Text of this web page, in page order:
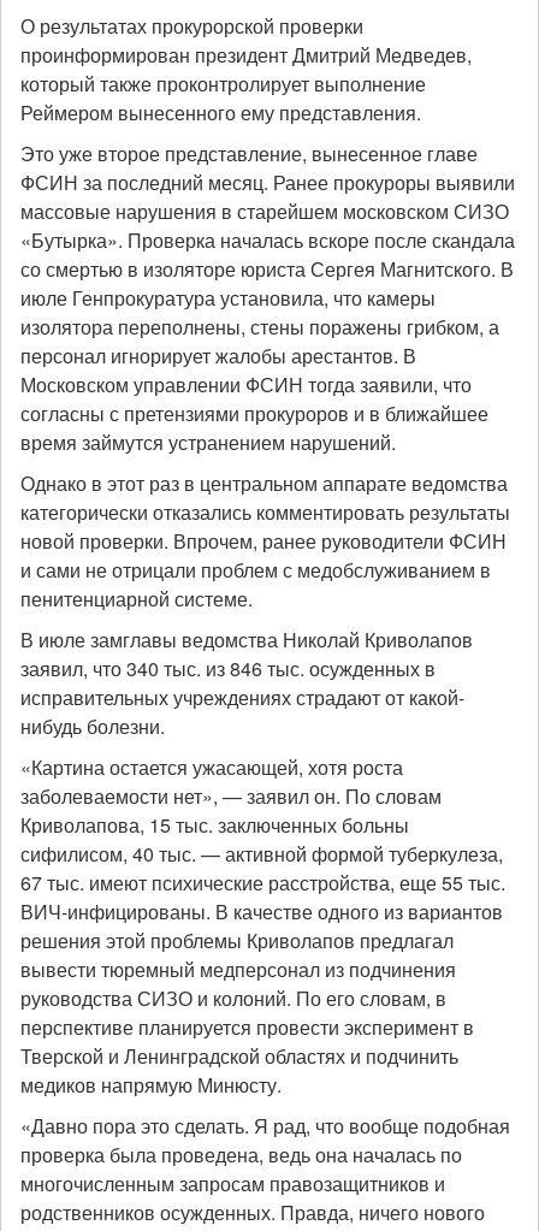
О результатах прокурорской проверки
проинформирован президент Дмитрий Медведев,
который также проконтролирует выполнение
Реймером вынесенного ему представления.
Это уже второе представление, вынесенное главе
ФСИН за последний месяц. Ранее прокуроры выявили
массовые нарушения в старейшем московском СИЗО
«Бутырка». Проверка началась вскоре после скандала
со смертью в изоляторе юриста Сергея Магнитского. В
июле Генпрокуратура установила, что камеры
изолятора переполнены, стены поражены грибком, а
персонал игнорирует жалобы арестантов. В
Московском управлении ФСИН тогда заявили, что
согласны с претензиями прокуроров и в ближайшее
время займутся устранением нарушений.
Однако в этот раз в центральном аппарате ведомства
категорически отказались комментировать результаты
новой проверки. Впрочем, ранее руководители ФСИН
и сами не отрицали проблем с медобслуживанием в
пенитенциарной системе.
В июле замглавы ведомства Николай Криволапов
заявил, что 340 тыс. из 846 тыс. осужденных в
исправительных учреждениях страдают от какой-
нибудь болезни.
«Картина остается ужасающей, хотя роста
заболеваемости нет», — заявил он. По словам
Криволапова, 15 тыс. заключенных больны
сифилисом, 40 тыс. — активной формой туберкулеза,
67 тыс. имеют психические расстройства, еще 55 тыс.
ВИЧ-инфицированы. В качестве одного из вариантов
решения этой проблемы Криволапов предлагал
вывести тюремный медперсонал из подчинения
руководства СИЗО и колоний. По его словам, в
перспективе планируется провести эксперимент в
Тверской и Ленинградской областях и подчинить
медиков напрямую Минюсту.
«Давно пора это сделать. Я рад, что вообще подобная
проверка была проведена, ведь она началась по
многочисленным запросам правозащитников и
родственников осужденных. Правда, ничего нового